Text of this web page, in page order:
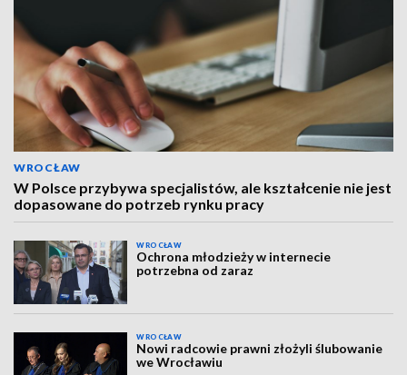
WROCŁAW
W Polsce przybywa specjalistów, ale kształcenie nie jest
dopasowane do potrzeb rynku pracy
WROCŁAW
Ochrona młodzieży w internecie
potrzebna od zaraz
WROCŁAW
Nowi radcowie prawni złożyli ślubowanie
we Wrocławiu